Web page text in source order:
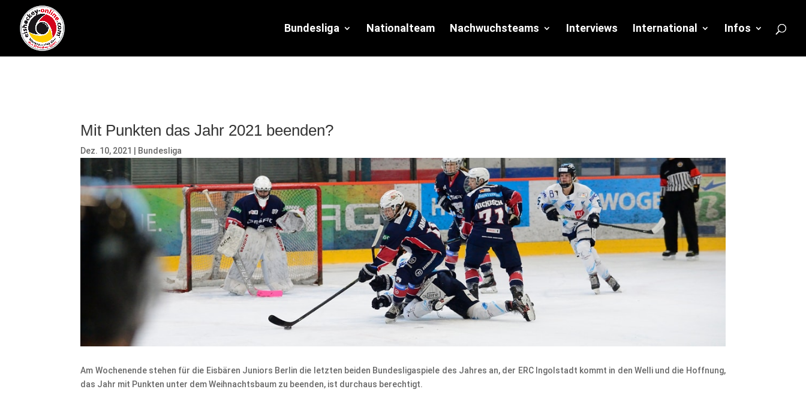
Bundesliga Nationalteam Nachwuchsteams Interviews International Infos
Mit Punkten das Jahr 2021 beenden?
Dez. 10, 2021 Bundesliga
Am Wochenende stehen für die Eisbären Juniors Berlin die letzten beiden Bundesligaspiele des Jahres an, der ERC Ingolstadt kommt in den Welli und die Hoffnung,
das Jahr mit Punkten unter dem Weihnachtsbaum zu beenden, ist durchaus berechtigt.